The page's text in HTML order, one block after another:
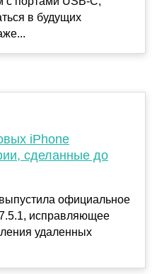
в будущих
iPhone
сделанные до
официальное
исправляющее
удаленных